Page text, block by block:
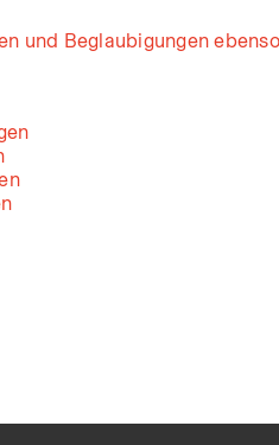
und Beglaubigungen